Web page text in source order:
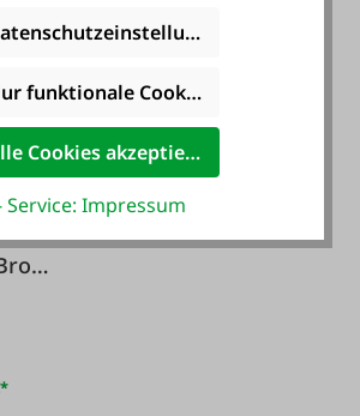
funktionale Cookies akzeptieren
Cookies akzeptieren
Service: Impressum